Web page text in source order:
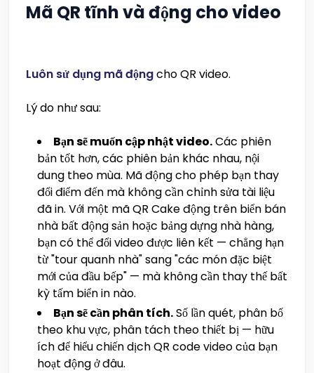
Mã QR tĩnh và động cho video
Luôn sử dụng mã độngcho QR video.
Lý do như sau:
Bạn sẽ muốn cập nhật video.Các phiên
bản tốt hơn, các phiên bản khác nhau, nội
dung theo mùa. Mã động cho phép bạn thay
đổi điểm đến mà không cần chỉnh sửa tài liệu
đã in. Với một mã QR Cake động trên biển bán
nhà bất động sản hoặc bảng dựng nhà hàng,
bạn có thể đổi video được liên kết — chẳng hạn
từ "tour quanh nhà" sang "các món đặc biệt
mới của đầu bếp" — mà không cần thay thế bất
kỳ tấm biển in nào.
Bạn sẽ cần phân tích.Số lần quét, phân bố
theo khu vực, phân tách theo thiết bị — hữu
ích để hiểu chiến dịch QR code video của bạn
hoạt động ở đâu.